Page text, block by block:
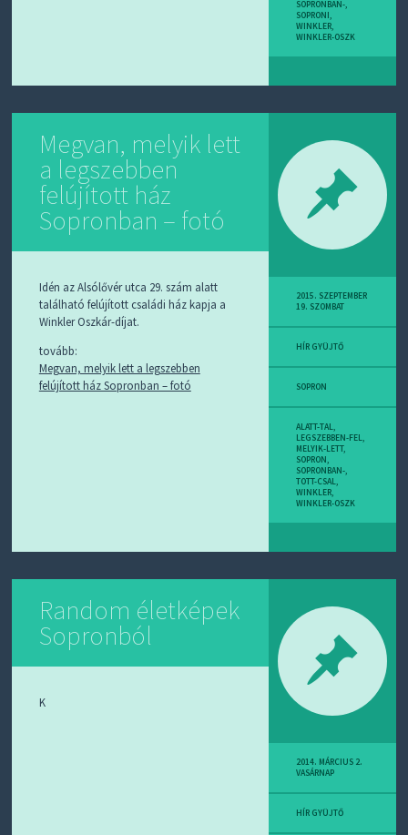
SOPRONBAN-,
SOPRONI,
WINKLER,
WINKLER-OSZK
Megvan, melyik lett
a legszebben
felújított ház
Sopronban – fotó
Idén az Alsólővér utca 29. szám alatt
található felújított családi ház kapja a
Winkler Oszkár-díjat.
tovább:
Megvan, melyik lett a legszebben
felújított ház Sopronban – fotó
2015. SZEPTEMBER
19. SZOMBAT
HÍR GYÜJTŐ
SOPRON
ALATT-TAL,
LEGSZEBBEN-FEL,
MELYIK-LETT,
SOPRON,
SOPRONBAN-,
TOTT-CSAL,
WINKLER,
WINKLER-OSZK
Random életképek
Sopronból
K
2014. MÁRCIUS 2.
VASÁRNAP
HÍR GYÜJTŐ